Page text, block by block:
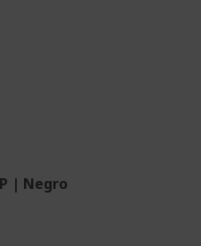
| Negro